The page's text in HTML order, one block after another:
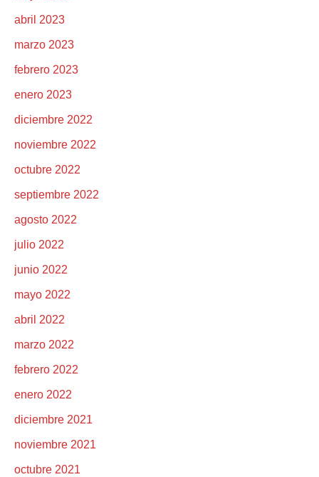
abril 2023
marzo 2023
febrero 2023
enero 2023
diciembre 2022
noviembre 2022
octubre 2022
septiembre 2022
agosto 2022
julio 2022
junio 2022
mayo 2022
abril 2022
marzo 2022
febrero 2022
enero 2022
diciembre 2021
noviembre 2021
octubre 2021